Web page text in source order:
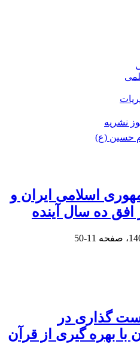
نشریه
حسین (ع)
اسلامی ایران و
افق ده سال آینده
11-50
گذاری در
با بهره گیری از قرآن